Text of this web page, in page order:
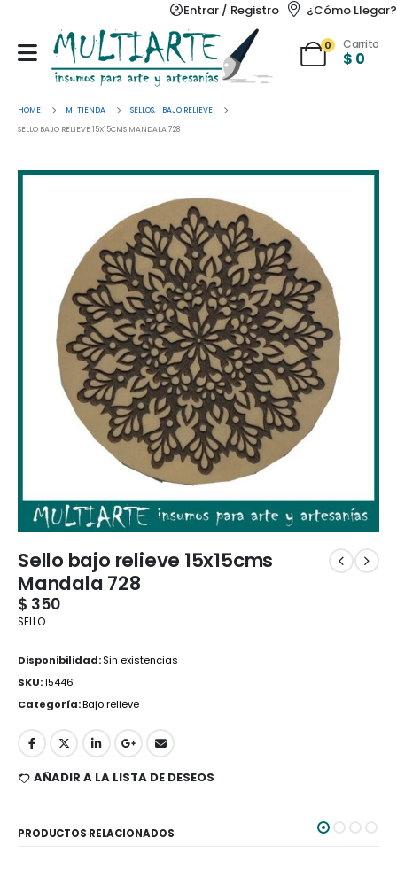
Entrar / Registro ¿Cómo Llegar?
0 Carrito
$ 0
HOME MI TIENDA SELLOS,
BAJO RELIEVE
SELLO BAJO RELIEVE 15X15CMS MANDALA 728
Sello bajo relieve 15x15cms
Mandala 728
$ 350
SELLO
Disponibilidad:Sin existencias
SKU:15446
Categoría:Bajo relieve
AÑADIR A LA LISTA DE DESEOS
PRODUCTOS RELACIONADOS